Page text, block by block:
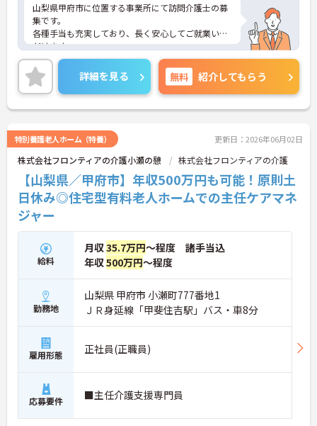
山梨県甲府市に位置する事業所にて訪問介護士の募
集です。
各種手当も充実しており、長く安心してご就業いた
だけます。
残業少なめなので出勤日でもプライベートの時間を
確保して頂けますよ★
ご興味のある方は是非お気軽にお問い合わせくださ
い。
詳細を見る 無料 紹介してもらう
特別養護老人ホーム（特養） 更新日：2026年06月02日
株式会社フロンティアの介護小瀬の憩 株式会社フロンティアの介護
【山梨県／甲府市】年収500万円も可能！原則土
日休み◎住宅型有料老人ホームでの主任ケアマネ
ジャー
給料
月収35.7万円～程度 諸手当込
年収500万円～程度
勤務地
山梨県 甲府市 小瀬町777番地1
ＪＲ身延線「甲斐住吉駅」バス・車8分
雇用形態 正社員(正職員)
応募要件 ■主任介護支援専門員